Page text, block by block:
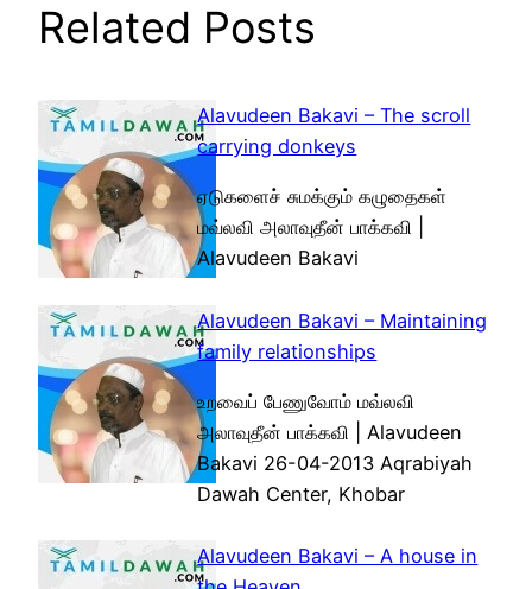
Related Posts
Alavudeen Bakavi – The scroll
carrying donkeys
ஏடுகளைச் சுமக்கும் கழுதைகள்
மவ்லவி அலாவுதீன் பாக்கவி |
Alavudeen Bakavi
Alavudeen Bakavi – Maintaining
family relationships
உறவைப் பேணுவோம் மவ்லவி
அலாவுதீன் பாக்கவி | Alavudeen
Bakavi 26-04-2013 Aqrabiyah
Dawah Center, Khobar
Alavudeen Bakavi – A house in